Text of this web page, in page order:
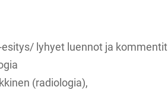
lyhyet luennot ja kommentit
(radiologia),